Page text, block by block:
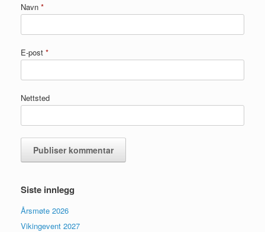
Navn *
E-post *
Nettsted
Siste innlegg
Årsmøte 2026
Vikingevent 2027